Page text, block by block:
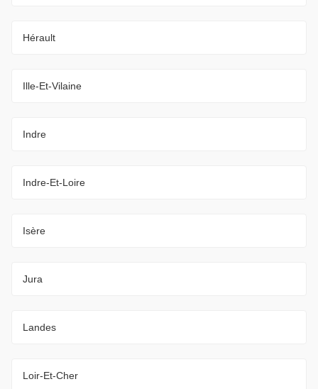
Hérault
Ille-Et-Vilaine
Indre
Indre-Et-Loire
Isère
Jura
Landes
Loir-Et-Cher